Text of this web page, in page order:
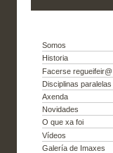
Somos
Historia
Facerse regueifeir@
Disciplinas paralelas
Axenda
Novidades
O que xa foi
Vídeos
Galería de Imaxes